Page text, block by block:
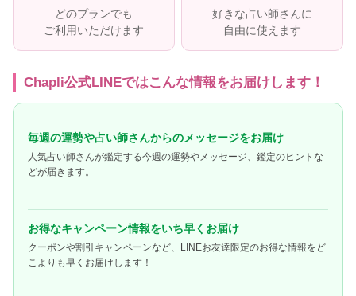
どのプランでも
ご利用いただけます
好きな占い師さんに
自由に使えます
Chapli公式LINEではこんな情報をお届けします！
毎週の運勢や占い師さんからのメッセージをお届け
人気占い師さんが鑑定する今週の運勢やメッセージ、鑑定のヒントな
どが届きます。
お得なキャンペーン情報をいち早くお届け
クーポンや割引キャンペーンなど、LINEお友達限定のお得な情報をど
こよりも早くお届けします！